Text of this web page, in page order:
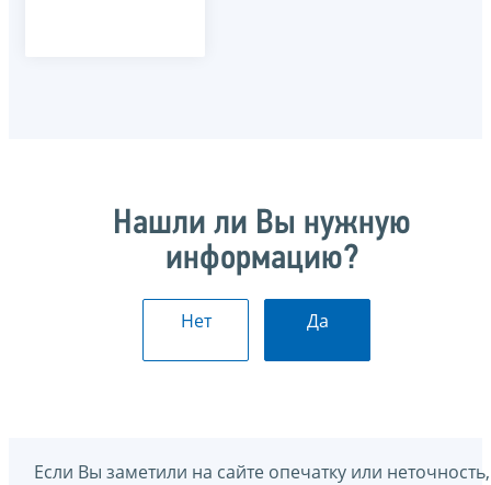
Нашли ли Вы нужную
информацию?
Нет Да
Если Вы заметили на сайте опечатку или неточность,